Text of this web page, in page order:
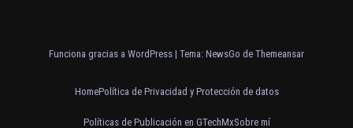
Funciona gracias a WordPress | Tema: NewsGo de Themeansar
HomePolítica de Privacidad y Protección de datos
Políticas de Publicación en GTechMxSobre mí